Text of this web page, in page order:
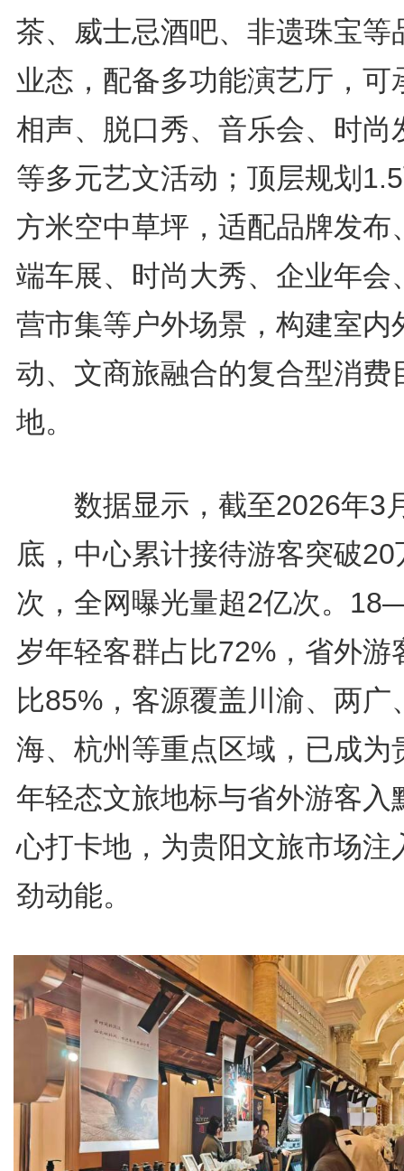
茶、威士忌酒吧、非遗珠宝等
业态，配备多功能演艺厅，可
相声、脱口秀、音乐会、时尚
等多元艺文活动；顶层规划
方米空中草坪，适配品牌发布
端车展、时尚大秀、企业年会
营市集等户外场景，构建室内
动、文商旅融合的复合型消费
地。
数据显示，截至2026年3
底，中心累计接待游客突破20
次，全网曝光量超2亿次。
岁年轻客群占比72%，省外游
比85%，客源覆盖川渝、两广
海、杭州等重点区域，已成为
年轻态文旅地标与省外游客入
心打卡地，为贵阳文旅市场注
劲动能。